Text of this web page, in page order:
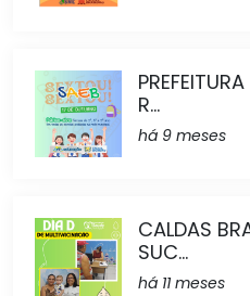
R...
há 9 meses
CALDAS
SUC...
há 11 meses